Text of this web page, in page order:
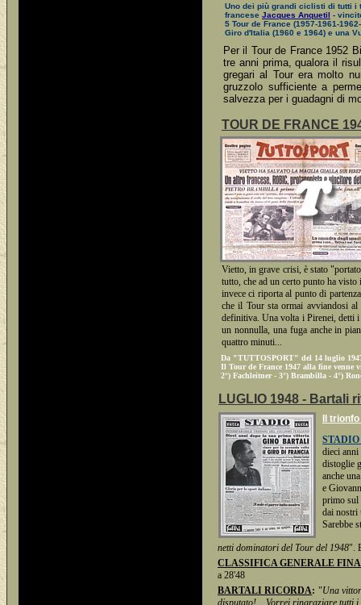
Uno dei più grandi ciclisti di tutti i
francese Jacques Anquetil -
5 Tour de France (1957-1961-
Giro d'Italia (1960 e 1964) e una
Per il Tour de France 1952
tre anni prima, qualora il
gregari al Tour era molto
gruzzolo sufficiente a
salvezza per i guadagni di
TOUR DE FRANCE
Vietto, in grave crisi, è stato
tutto, che ad un certo punto ha
invece ci riporta al punto di
che il Tour sta ormai avviandosi
definitiva. Una volta i Pirenei, detti
un nonnulla, una fuga anche in
quattro minuti...
Da "TUTTOSPORT" del 14 luglio
Il Tour de France 1947 alla fine venne
2°) Fachleitner - 3°) Brambilla - 4°)
LUGLIO 1948 - Bartali
Il
STADIO
dieci anni
distoglie
anche
e
primo sul
dai nostri
Sarebbe
netti dominatori del Tour del 1948".
CLASSIFICA GENERALE
a 28'48
BARTALI RICORDA: "Una
disputato!... Vorrei ringraziare tutti